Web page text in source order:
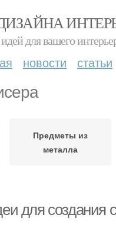
для вашего
новости статьи
Предметы из
металла
для